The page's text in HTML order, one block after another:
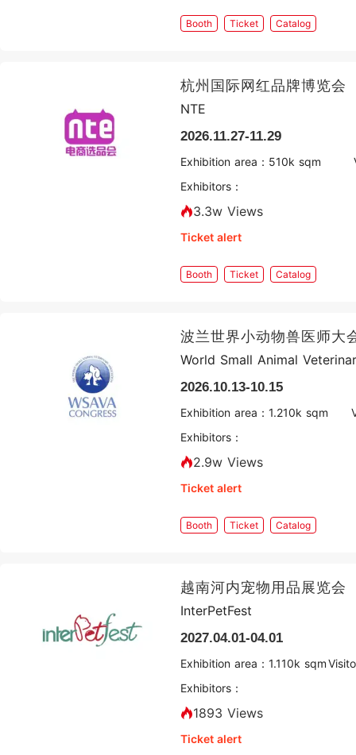
Booth Ticket Catalog
杭州国际网红品牌博览会
NTE
2026.11.27-11.29
Exhibition area： 510k sqm
Exhibitors：
3.3w Views
Ticket alert
Booth Ticket Catalog
波兰世界小动物兽医师大
World Small Animal
2026.10.13-10.15
Exhibition area： 1.210k sqm
Exhibitors：
2.9w Views
Ticket alert
Booth Ticket Catalog
越南河内宠物用品展览会
InterPetFest
2027.04.01-04.01
Exhibition area： 1.110k sqm
Exhibitors：
1893 Views
Ticket alert